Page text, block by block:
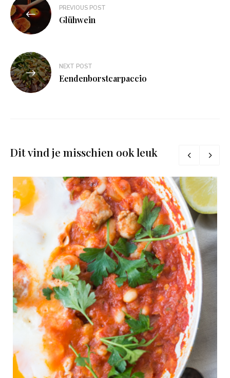
navigatie
PREVIOUS POST
Glühwein
NEXT POST
Eendenborstcarpaccio
Dit vind je misschien ook leuk